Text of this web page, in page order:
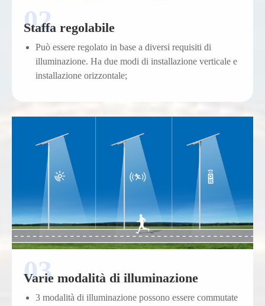
Staffa regolabile
Può essere regolato in base a diversi requisiti di
illuminazione. Ha due modi di installazione verticale e
installazione orizzontale;
Varie modalità di illuminazione
3 modalità di illuminazione possono essere commutate